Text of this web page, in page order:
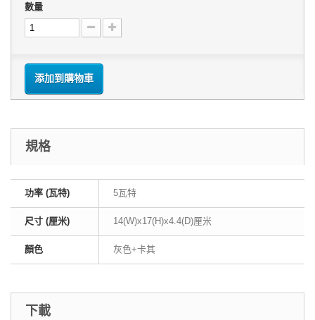
數量
添加到購物車
規格
功率 (瓦特) 5瓦特
尺寸 (厘米) 14(W)x17(H)x4.4(D)厘米
顏色 灰色+卡其
下載